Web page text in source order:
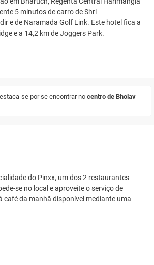
5 minutos de carro de Shri
e de Naramada Golf Link. Este hotel fica a
e a 14,2 km de Joggers Park.
se por se encontrar no centro de Bholav
do Pinxx, um dos 2 restaurantes
se no local e aproveite o serviço de
café da manhã disponível mediante uma